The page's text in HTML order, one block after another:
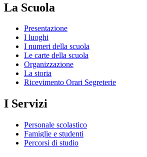
La Scuola
Presentazione
I luoghi
I numeri della scuola
Le carte della scuola
Organizzazione
La storia
Ricevimento Orari Segreterie
I Servizi
Personale scolastico
Famiglie e studenti
Percorsi di studio